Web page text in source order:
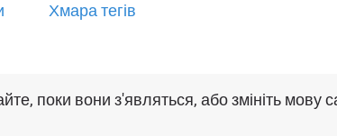
Хмара тегів